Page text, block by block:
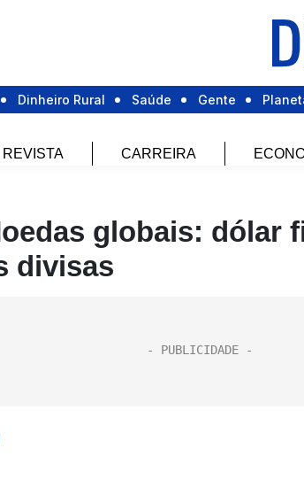
Dinheiro Rural Saúde Gente
REVISTA CARREIRA
globais: dólar
divisas